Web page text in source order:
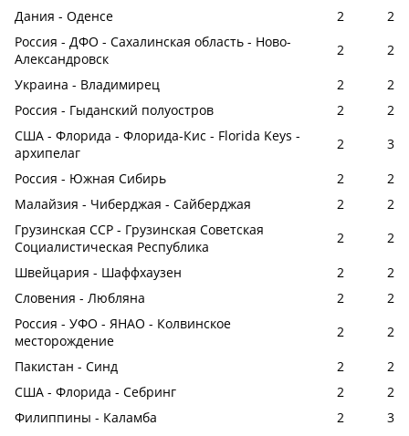
Дания - Оденсе
2
2
Россия - ДФО - Сахалинская область - Ново-
Александровск
2
2
Украина - Владимирец
2
2
Россия - Гыданский полуостров
2
2
США - Флорида - Флорида-Кис - Florida Keys -
архипелаг
2
3
Россия - Южная Сибирь
2
2
Малайзия - Чиберджая - Сайберджая
2
2
Грузинская ССР - Грузинская Советская
Социалистическая Республика
2
2
Швейцария - Шаффхаузен
2
2
Словения - Любляна
2
2
Россия - УФО - ЯНАО - Колвинское
месторождение
2
2
Пакистан - Синд
2
2
США - Флорида - Себринг
2
2
Филиппины - Каламба
2 3